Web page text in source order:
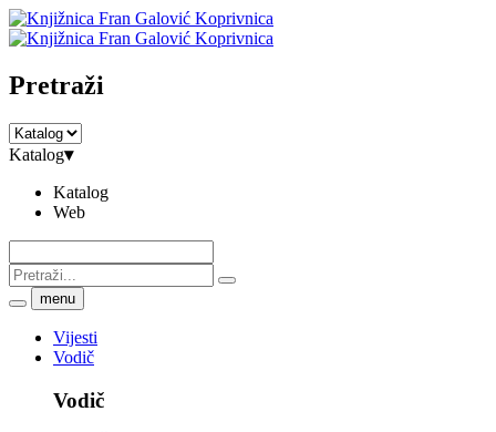
Pretraži
Katalog▾
Katalog
Web
menu
Vijesti
Vodič
Vodič